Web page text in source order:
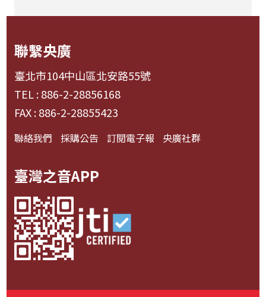
聯繫央廣
臺北市104中山區北安路55號
TEL : 886-2-28856168
FAX : 886-2-28855423
聯絡我們 採購公告 訂閱電子報 央廣社群
臺灣之音APP